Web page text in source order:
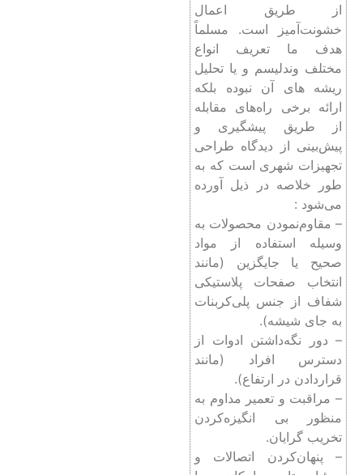
از طریق اعمال
خشونت‌آمیز است. مسلماً
هدف ما تعریف انواع
مختلف وندلیسم و یا تحلیل
ریشه های آن نبوده بلکه
ارائه برخی راه‌های مقابله
از طریق پیشگیری و
پیش‌بینی از دیدگاه طراحی
تجهیزات شهری است که به
طور خلاصه در ذیل آورده
می‌شود :
– مقاوم‌نمودن محصولات به
وسیله استفاده از مواد
صحیح یا جایگزین (مانند
انتخاب صفحات پلاستیکی
شفاف از جنس پلی‌کربنات
به جای شیشه).
– دور نگه‌داشتن ادوات از
دسترس افراد (مانند
قرار‌دادن در ارتفاع).
– مراقبت و تعمیر مداوم به
منظور بی انگیزه‌کردن
تخریب گرایان.
– پنهان‌کردن اتصالات و